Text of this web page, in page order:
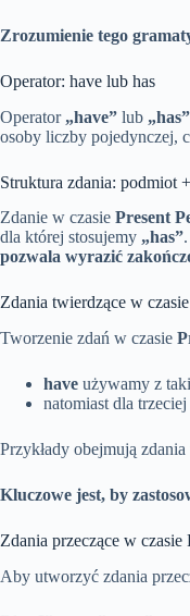
Zrozumienie tego
Operator: have lub has
Operator „have” lub „has”
osoby liczby pojedynczej,
Struktura zdania: podmiot
Zdanie w czasie Present
dla której stosujemy „has”
pozwala wyrazić
Zdania twierdzące w
Tworzenie zdań w czasie
have używamy z
natomiast dla
Przykłady obejmują
Kluczowe jest, by
Zdania przeczące w czasie
Aby utworzyć zdania